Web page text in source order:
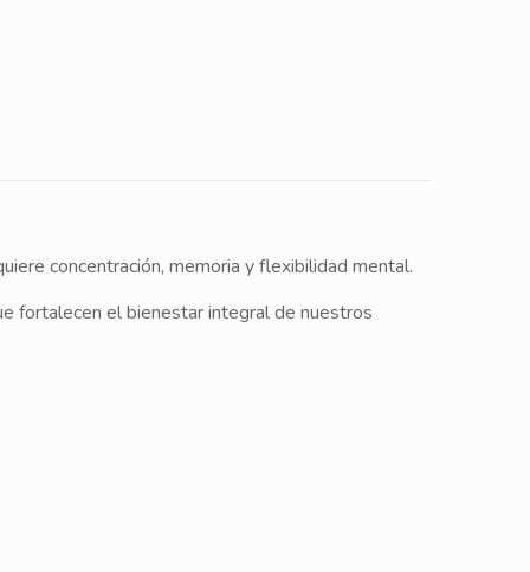
concentración, memoria y flexibilidad mental.
fortalecen el bienestar integral de nuestros